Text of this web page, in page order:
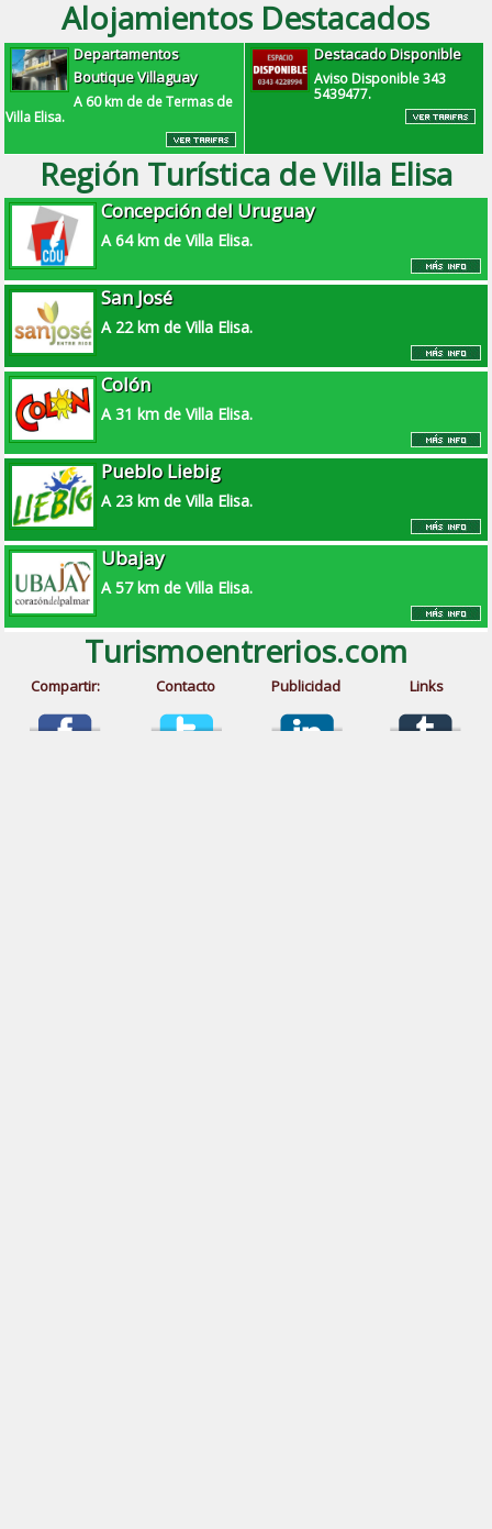
Alojamientos Destacados
Departamentos
Boutique Villaguay
A 60 km de de Termas de
Villa Elisa.
Destacado Disponible
Aviso Disponible 343
5439477.
Región Turística de Villa Elisa
Concepción del Uruguay
A 64 km de Villa Elisa.
San José
A 22 km de Villa Elisa.
Colón
A 31 km de Villa Elisa.
Pueblo Liebig
A 23 km de Villa Elisa.
Ubajay
A 57 km de Villa Elisa.
Turismoentrerios.com
Compartir: Contacto Publicidad Links